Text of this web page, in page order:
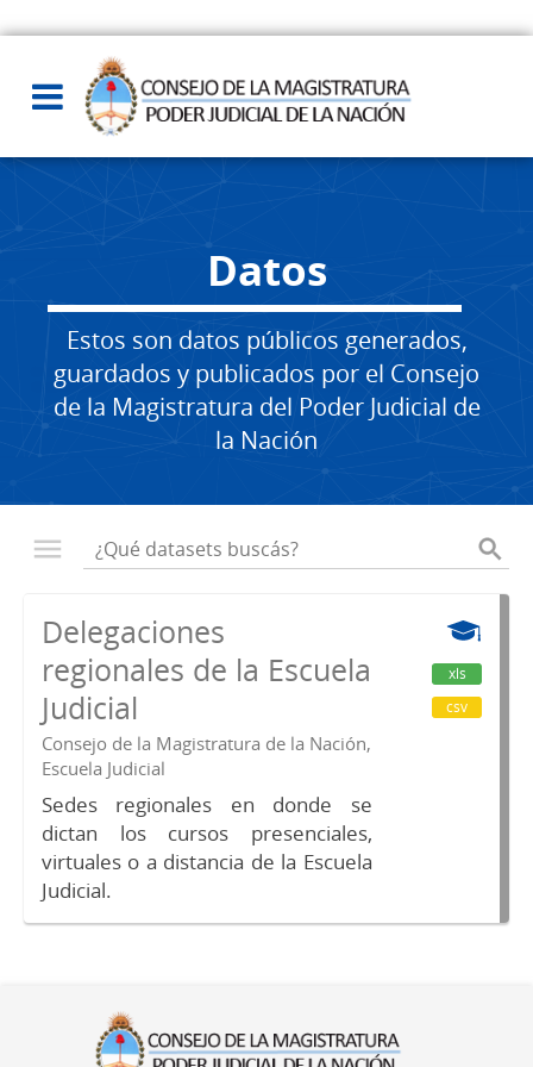
Datos
Estos son datos públicos generados,
guardados y publicados por el Consejo
de la Magistratura del Poder Judicial de
la Nación
Delegaciones
regionales de la Escuela
Judicial
Consejo de la Magistratura de la Nación,
Escuela Judicial
Sedes regionales en donde se
dictan los cursos presenciales,
virtuales o a distancia de la Escuela
Judicial.
xls
csv